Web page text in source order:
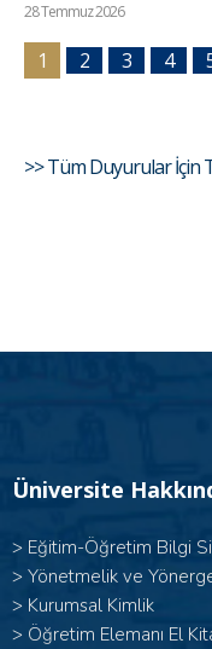
28 Temmuz 2026
1 2 3 4
>> Tüm Duyurular İçin
Üniversite
> Eğitim-Öğretim Bilgi
> Yönetmelik ve
> Kurumsal Kimlik
> Öğretim Elemanı El